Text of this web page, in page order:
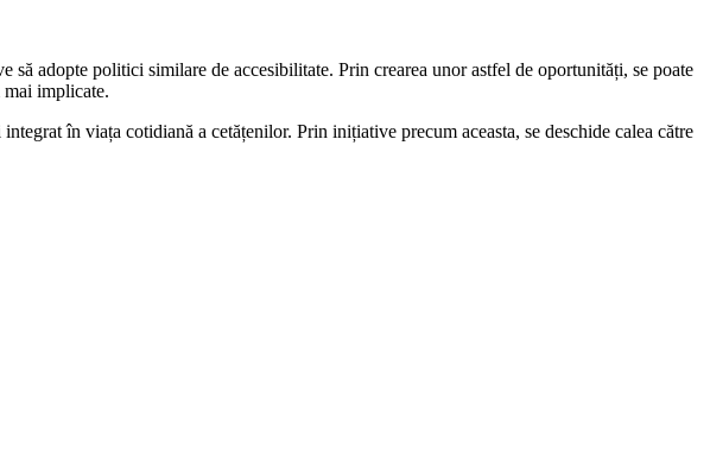
adopte politici similare de accesibilitate. Prin crearea unor astfel de oportunități, se poate
implicate.
în viața cotidiană a cetățenilor. Prin inițiative precum aceasta, se deschide calea către